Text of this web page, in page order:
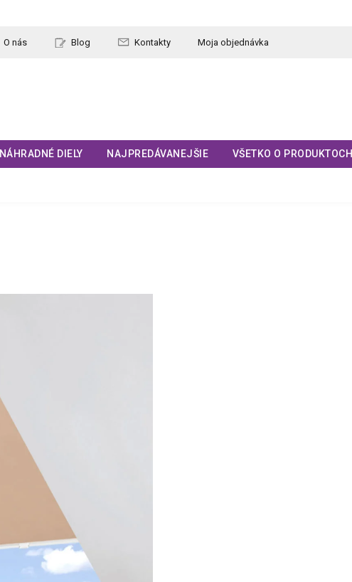
O nás Blog Kontakty Moja objednávka
NÁHRADNÉ DIELY NAJPREDÁVANEJŠIE VŠETKO O PRODUKTOCH